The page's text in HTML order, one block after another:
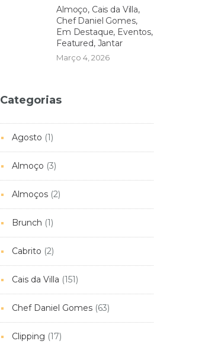
Almoço, Cais da Villa,
Chef Daniel Gomes,
Em Destaque, Eventos,
Featured, Jantar
Março 4, 2026
Categorias
Agosto (1)
Almoço (3)
Almoços(2)
Brunch (1)
Cabrito (2)
Cais da Villa (151)
Chef Daniel Gomes(63)
Clipping (17)